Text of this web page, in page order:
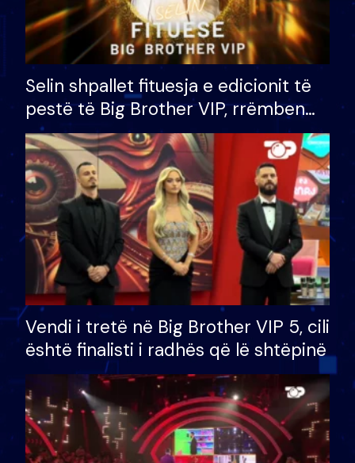
Selin shpallet fituesja e edicionit të
pestë të Big Brother VIP, rrëmben
çmimin e madh prej 100 mijë eurosh
Vendi i tretë në Big Brother VIP 5, cili
është finalisti i radhës që lë shtëpinë